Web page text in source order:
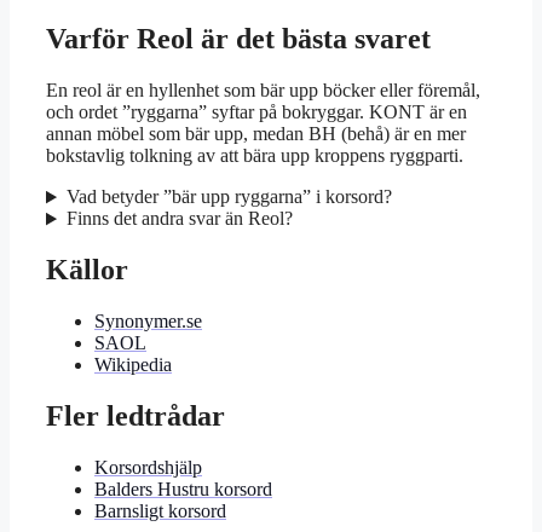
Varför Reol är det bästa svaret
En reol är en hyllenhet som bär upp böcker eller föremål,
och ordet ”ryggarna” syftar på bokryggar. KONT är en
annan möbel som bär upp, medan BH (behå) är en mer
bokstavlig tolkning av att bära upp kroppens ryggparti.
Vad betyder ”bär upp ryggarna” i korsord?
Finns det andra svar än Reol?
Källor
Synonymer.se
SAOL
Wikipedia
Fler ledtrådar
Korsordshjälp
Balders Hustru korsord
Barnsligt korsord